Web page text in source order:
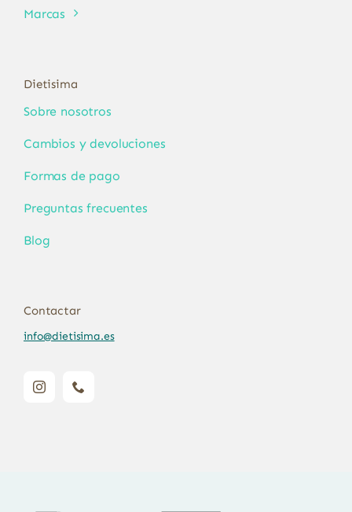
Marcas
Dietisima
Sobre nosotros
Cambios y devoluciones
Formas de pago
Preguntas frecuentes
Blog
Contactar
info@dietisima.es